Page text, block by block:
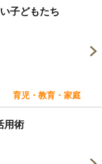
子どもたち
育児・教育・家庭
用術